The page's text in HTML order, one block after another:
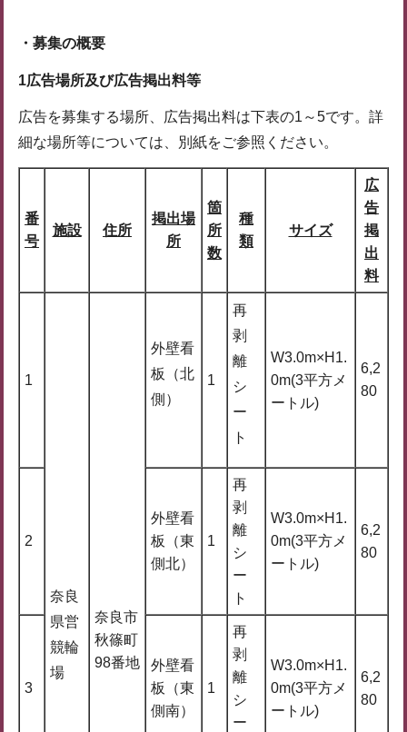
・募集の概要
1広告場所及び広告掲出料等
広告を募集する場所、広告掲出料は下表の1～5です。詳
細な場所等については、別紙をご参照ください。
番
号
施設 住所
掲出場
所
箇
所
数
種
類
サイズ
広
告
掲
出
料
1
奈良
県営
競輪
場
奈良市
秋篠町
98番地
外壁看
板（北
側）
1
再
剥
離
シ
ー
ト
W3.0m×H1.
0m(3平方メ
ートル)
6,2
80
2
外壁看
板（東
側北）
1
再
剥
離
シ
ー
ト
W3.0m×H1.
0m(3平方メ
ートル)
6,2
80
3
外壁看
板（東
側南）
1
再
剥
離
シ
ー
W3.0m×H1.
0m(3平方メ
ートル)
6,2
80